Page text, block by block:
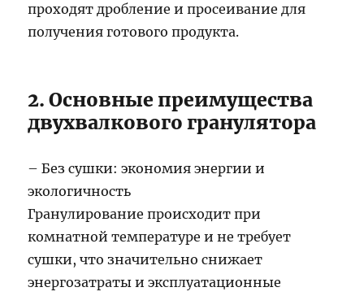
проходят дробление и просеивание для
получения готового продукта.
2. Основные преимущества
двухвалкового гранулятора
– Без сушки: экономия энергии и
экологичность
Гранулирование происходит при
комнатной температуре и не требует
сушки, что значительно снижает
энергозатраты и эксплуатационные